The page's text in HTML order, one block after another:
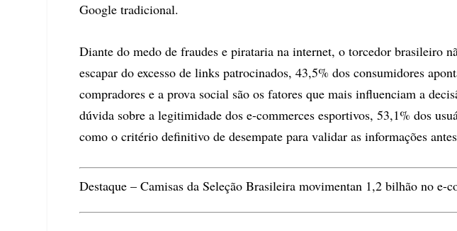
Google tradicional.
Diante do medo de fraudes e pirataria na internet, o torcedor brasileiro
escapar do excesso de links patrocinados, 43,5% dos consumidores
compradores e a prova social são os fatores que mais influenciam a
dúvida sobre a legitimidade dos e-commerces esportivos, 53,1% dos
como o critério definitivo de desempate para validar as informações
Destaque – Camisas da Seleção Brasileira movimentan 1,2 bilhão no e-